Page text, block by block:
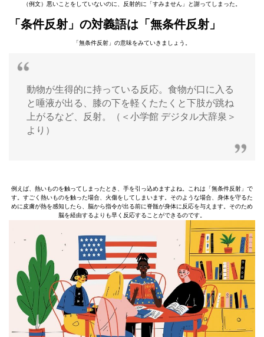
（例文）悪いことをしていないのに、反射的に「すみません」と謝ってしまった。
「条件反射」の対義語は「無条件反射」
「無条件反射」の意味をみていきましょう。
動物が生得的に持っている反応。食物が口に入る
と唾液が出る、膝の下を軽くたたくと下肢が跳ね
上がるなど、反射。（＜小学館 デジタル大辞泉＞
より）
例えば、熱いものを触ってしまったとき、手を引っ込めますよね。これは「無条件反射」で
す。すごく熱いものを触った場合、火傷をしてしまいます。そのような場合、身体を守るた
めに皮膚が熱を感知したら、脳から指令が出る前に脊髄が身体に反応を与えます。そのため
脳を経由するよりも早く反応することができるのです。